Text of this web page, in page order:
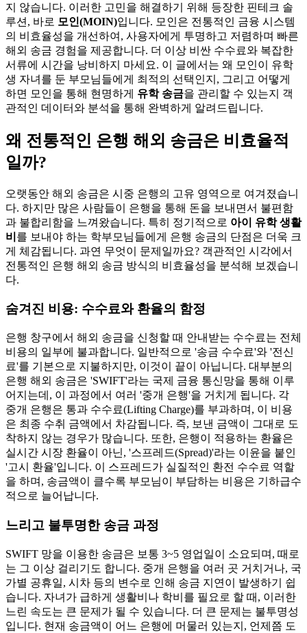
지 않습니다. 이러한 고민을 해결하기 위해 등장한 핀테크 솔
루션, 바로 모인(MOIN)입니다. 모인은 전통적인 금융 시스템
의 비효율성을 개선하여, 사용자에게 투명하고 저렴하며 빠른
해외 송금 경험을 제공합니다. 더 이상 비싼 수수료와 복잡한
서류에 시간을 낭비하지 마세요. 이 글에서는 왜 모인이 유학
생 자녀를 둔 부모님들에게 최적의 선택인지, 그리고 어떻게
하면 모인을 통해 현명하게 유학 송금을 관리할 수 있는지 객
관적인 데이터와 분석을 통해 완벽하게 알려드립니다.
왜 전통적인 은행 해외 송금은 비효율적
일까?
오랫동안 해외 송금은 시중 은행의 고유 영역으로 여겨졌습니
다. 하지만 많은 사람들이 은행을 통해 돈을 보내면서 불편함
과 불합리함을 느껴왔습니다. 특히 정기적으로 아이 유학 생활
비 를 보내야 하는 학부모님들에게 은행 송금의 단점은 더욱 크
게 체감됩니다. 과연 무엇이 문제일까요? 객관적인 시각에서
전통적인 은행 해외 송금 방식의 비효율성을 분석해 보겠습니
다.
숨겨진 비용: 수수료와 환율의 함정
은행 창구에서 해외 송금을 신청할 때 안내받는 수수료는 전체
비용의 일부에 불과합니다. 일반적으로 '송금 수수료'와 '전신
료'를 기본으로 지불하지만, 이것이 끝이 아닙니다. 대부분의
은행 해외 송금은 'SWIFT'라는 국제 금융 통신망을 통해 이루
어지는데, 이 과정에서 여러 '중개 은행'을 거치게 됩니다. 각
중개 은행은 통과 수수료(Lifting Charge)를 부과하며, 이 비용
은 최종 수취 금액에서 차감됩니다. 즉, 보낸 금액이 그대로 도
착하지 않는 경우가 많습니다. 또한, 은행이 적용하는 환율은
실시간 시장 환율이 아닌, '스프레드(Spread)'라는 이윤을 붙인
'고시 환율'입니다. 이 스프레드가 실질적인 환전 수수료 역할
을 하며, 송금액이 클수록 부모님이 부담하는 비용은 기하급수
적으로 늘어납니다.
느리고 불투명한 송금 과정
SWIFT 망을 이용한 송금은 보통 3~5 영업일이 소요되며, 때로
는 그 이상 걸리기도 합니다. 중개 은행을 여러 곳 거치거나, 국
가별 공휴일, 시차 등의 변수로 인해 송금 지연이 발생하기 쉽
습니다. 자녀가 급하게 생활비나 학비를 필요로 할 때, 이러한
느린 속도는 큰 문제가 될 수 있습니다. 더 큰 문제는 불투명성
입니다. 현재 송금액이 어느 은행에 머물러 있는지, 언제쯤 도